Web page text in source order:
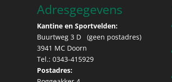
Adresgegevens
Kantine en Sportvelden:
Buurtweg 3 D (geen postadres)
3941 MC Doorn
Tel.: 0343-415929
Postadres: